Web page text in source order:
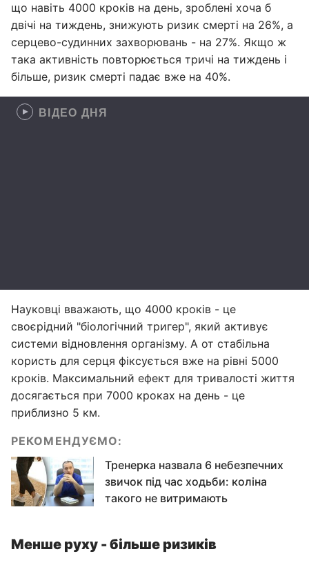
що навіть 4000 кроків на день, зроблені хоча б
двічі на тиждень, знижують ризик смерті на 26%, а
серцево-судинних захворювань - на 27%. Якщо ж
така активність повторюється тричі на тиждень і
більше, ризик смерті падає вже на 40%.
ВІДЕО ДНЯ
Науковці вважають, що 4000 кроків - це
своєрідний "біологічний тригер", який активує
системи відновлення організму. А от стабільна
користь для серця фіксується вже на рівні 5000
кроків. Максимальний ефект для тривалості життя
досягається при 7000 кроках на день - це
приблизно 5 км.
РЕКОМЕНДУЄМО:
Тренерка назвала 6 небезпечних
звичок під час ходьби: коліна
такого не витримають
Менше руху - більше ризиків